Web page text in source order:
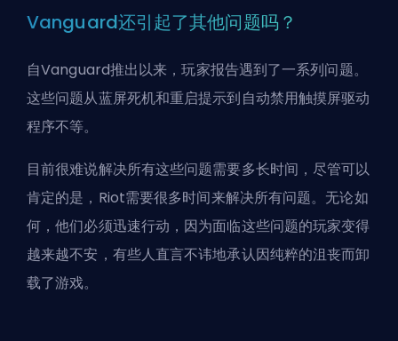
Vanguard还引起了其他问题吗？
自Vanguard推出以来，玩家报告遇到了一系列问题。
这些问题从蓝屏死机和重启提示到自动禁用触摸屏驱动
程序不等。
目前很难说解决所有这些问题需要多长时间，尽管可以
肯定的是，Riot需要很多时间来解决所有问题。无论如
何，他们必须迅速行动，因为面临这些问题的玩家变得
越来越不安，有些人直言不讳地承认因纯粹的沮丧而卸
载了游戏。